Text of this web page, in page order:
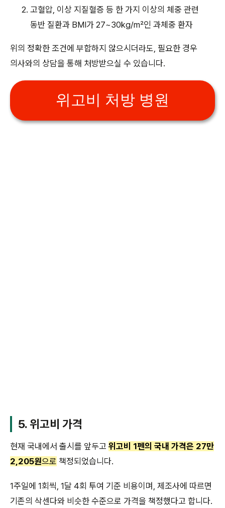
고혈압, 이상 지질혈증 등 한 가지 이상의 체중 관련
동반 질환과 BMI가 27~30kg/m²인 과체중 환자
위의 정확한 조건에 부합하지 않으시더라도, 필요한 경우
의사와의 상담을 통해 처방받으실 수 있습니다.
위고비 처방 병원
5. 위고비 가격
현재 국내에서 출시를 앞두고 위고비 1펜의 국내 가격은 27만
2,205원으로 책정되었습니다.
1주일에 1회씩, 1달 4회 투여 기준 비용이며, 제조사에 따르면
기존의 삭센다와 비슷한 수준으로 가격을 책정했다고 합니다.